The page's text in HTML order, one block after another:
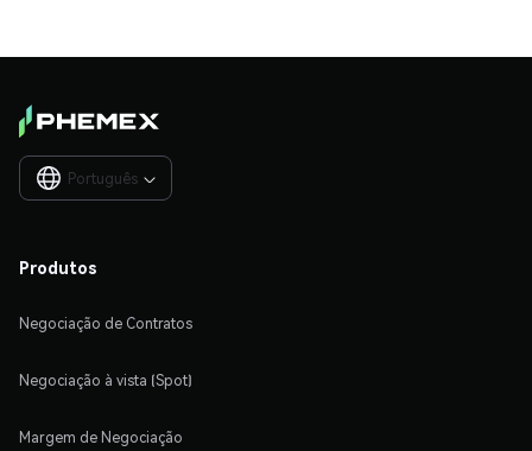
Português 
Produtos
Negociação de Contratos
Negociação à vista (Spot)
Margem de Negociação